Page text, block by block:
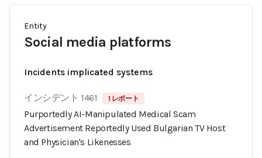
Entity
Social media platforms
Incidents implicated systems
インシデント 1461 1 レポート
Purportedly AI-Manipulated Medical Scam
Advertisement Reportedly Used Bulgarian TV Host
and Physician's Likenesses